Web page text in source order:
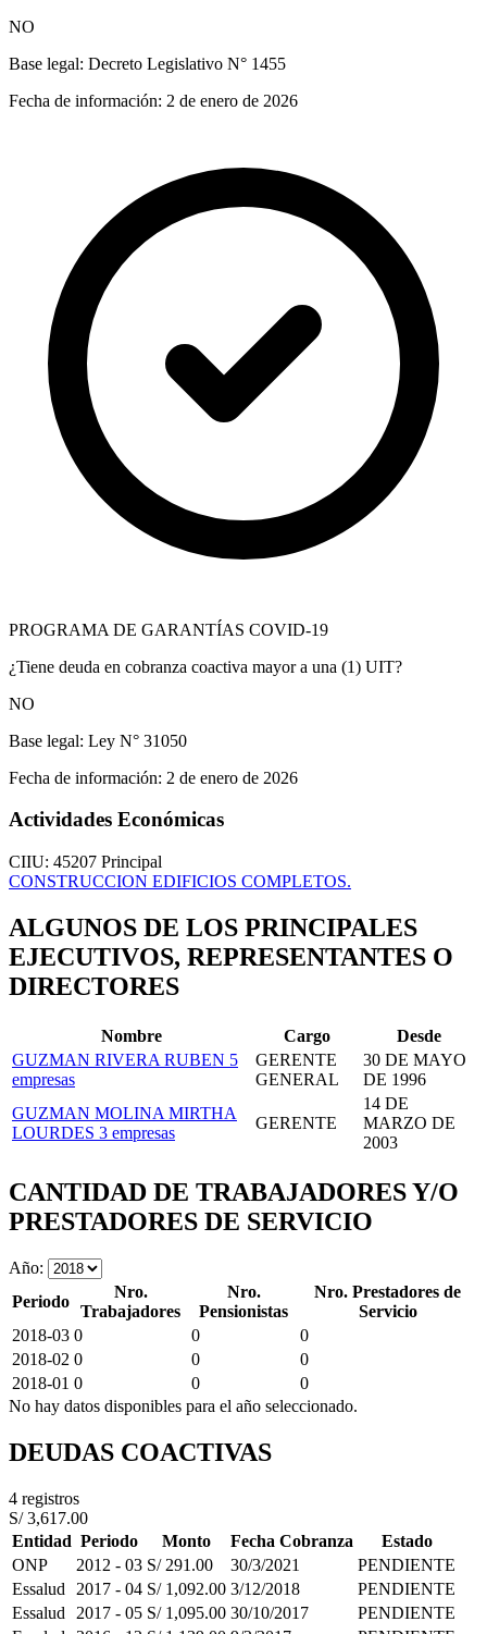
NO
Base legal: Decreto Legislativo N° 1455
Fecha de información: 2 de enero de 2026
PROGRAMA DE GARANTÍAS COVID-19
¿Tiene deuda en cobranza coactiva mayor a una (1) UIT?
NO
Base legal: Ley N° 31050
Fecha de información: 2 de enero de 2026
Actividades Económicas
CIIU: 45207 Principal
CONSTRUCCION EDIFICIOS COMPLETOS.
ALGUNOS DE LOS PRINCIPALES
EJECUTIVOS, REPRESENTANTES O
DIRECTORES
Nombre Cargo
Desde
GUZMAN RIVERA RUBEN 5
empresas
GERENTE
GENERAL
30 DE MAYO
DE 1996
GUZMAN MOLINA MIRTHA
LOURDES 3 empresas
GERENTE
14 DE
MARZO DE
2003
CANTIDAD DE TRABAJADORES Y/O
PRESTADORES DE SERVICIO
Año:
Periodo
Nro.
Trabajadores
Nro.
Pensionistas
Nro. Prestadores de
Servicio
2018-03 0 0
0
2018-02 0 0
0
2018-01 0 0
0
No hay datos disponibles para el año seleccionado.
DEUDAS COACTIVAS
4 registros
S/ 3,617.00
Entidad Periodo Monto Fecha Cobranza
Estado
ONP
2012 - 03 S/ 291.00 30/3/2021
PENDIENTE
Essalud
2017 - 04 S/ 1,092.00 3/12/2018
PENDIENTE
Essalud
2017 - 05 S/ 1,095.00 30/10/2017
PENDIENTE